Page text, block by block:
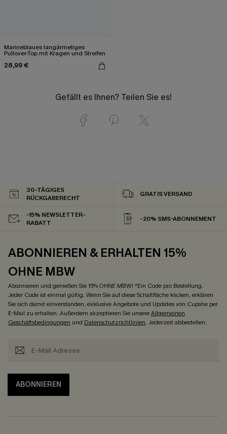
Marineblaues langärmeliges
Pullover-Top mit Kragen und Streifen
28,99 €
Gefällt es Ihnen? Teilen Sie es!
30-TÄGIGES
RÜCKGABERECHT
GRATIS VERSAND
-15% NEWSLETTER-
RABATT
-20% SMS-ABONNEMENT
ABONNIEREN & ERHALTEN 15%
OHNE MBW
Abonnieren und genießen Sie 15% OHNE MBW! *Ein Code pro Bestellung.
Jeder Code ist einmal gültig. Wenn Sie auf diese Schaltfläche klicken, erklären
Sie sich damit einverstanden, exklusive Angebote und Updates von Cupshe per
E-Mail zu erhalten. Außerdem akzeptieren Sie unsereAllgemeinen
Geschäftsbedingungen und Datenschutzrichtlinien. Jederzeit abbestellen.
ABONNIEREN